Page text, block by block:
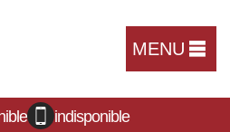
MENU
indisponible